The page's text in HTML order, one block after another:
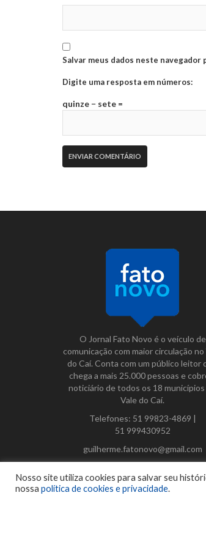
Salvar meus dados neste navegador
Digite uma resposta em números:
quinze − sete =
O Jornal Fato Novo é o veículo de
comunicação com maior circulação no
do Caí. Conta com um público leitor
chega a mais 25.000 pessoas e
noticiário de todos os 18 municípios
Vale do Caí.
Telefones: 51 99823-4869 |
51 999430952
guilherme.fatonovo@gmail.com
Facebook
Instagram
Twitter
Nosso site utiliza cookies para salvar seu
nossa política de cookies e privacidade.